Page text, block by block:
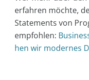
erfahren möchte,
Statements von
empfohlen:
hen wir modernes